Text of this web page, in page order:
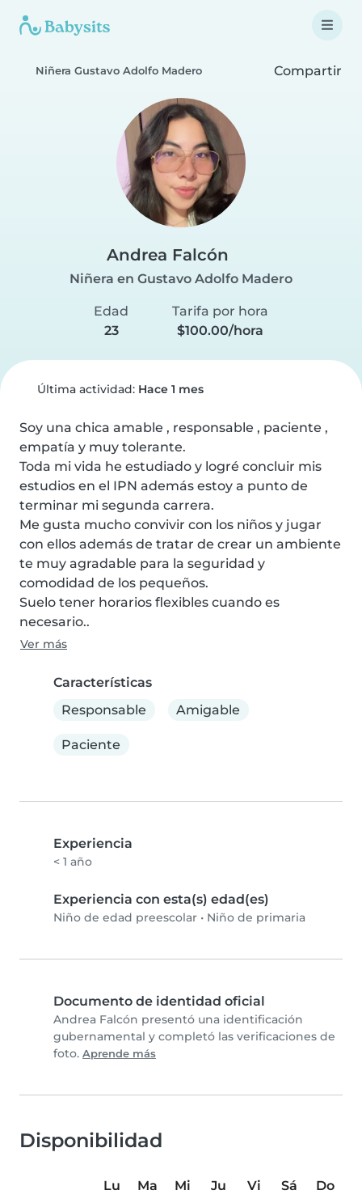
Niñera Gustavo Adolfo Madero Compartir
Andrea Falcón
Niñera en Gustavo Adolfo Madero
Edad
23
Tarifa por hora
$100.00/hora
Última actividad: Hace 1 mes
Soy una chica amable , responsable , paciente ,
empatía y muy tolerante.
Toda mi vida he estudiado y logré concluir mis
estudios en el IPN además estoy a punto de
terminar mi segunda carrera.
Me gusta mucho convivir con los niños y jugar
con ellos además de tratar de crear un ambiente
te muy agradable para la seguridad y
comodidad de los pequeños.
Suelo tener horarios flexibles cuando es
necesario..
Ver más
Características
Responsable
Amigable
Paciente
Experiencia
< 1 año
Experiencia con esta(s) edad(es)
Niño de edad preescolar • Niño de primaria
Documento de identidad oficial
Andrea Falcón presentó una identificación
gubernamental y completó las verificaciones de
foto. Aprende más
Disponibilidad
Lu Ma Mi Ju Vi Sá
Do